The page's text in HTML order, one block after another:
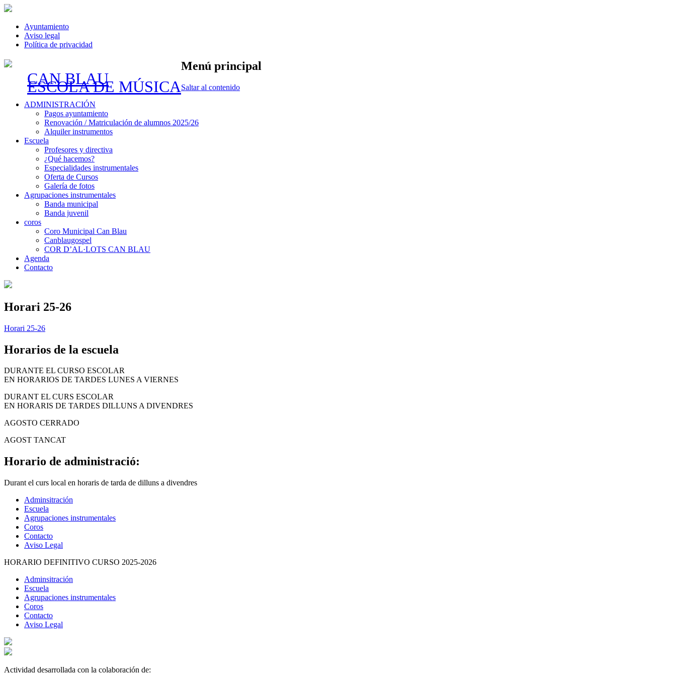
Ayuntamiento
Aviso legal
Política de privacidad
CAN BLAU
ESCOLA DE MÚSICA
Menú principal
Saltar al contenido
ADMINISTRACIÓN
Pagos ayuntamiento
Renovación / Matriculación de alumnos 2025/26
Alquiler instrumentos
Escuela
Profesores y directiva
¿Qué hacemos?
Especialidades instrumentales
Oferta de Cursos
Galería de fotos
Agrupaciones instrumentales
Banda municipal
Banda juvenil
coros
Coro Municipal Can Blau
Canblaugospel
COR D’AL·LOTS CAN BLAU
Agenda
Contacto
Horari 25-26
Horari 25-26
Horarios de la escuela
DURANTE EL CURSO ESCOLAR
EN HORARIOS DE TARDES LUNES A VIERNES
DURANT EL CURS ESCOLAR
EN HORARIS DE TARDES DILLUNS A DIVENDRES
AGOSTO CERRADO
AGOST TANCAT
Horario de administració:
Durant el curs local en horaris de tarda de dilluns a divendres
Adminsitración
Escuela
Agrupaciones instrumentales
Coros
Contacto
Aviso Legal
HORARIO DEFINITIVO CURSO 2025-2026
Adminsitración
Escuela
Agrupaciones instrumentales
Coros
Contacto
Aviso Legal
Actividad desarrollada con la colaboración de: